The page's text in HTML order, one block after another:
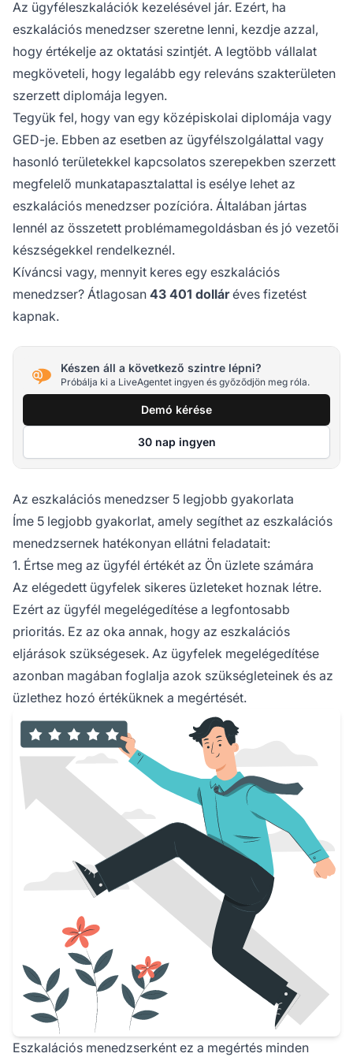
Az ügyféleszkalációk kezelésével jár. Ezért, ha
eszkalációs menedzser szeretne lenni, kezdje azzal,
hogy értékelje az oktatási szintjét. A legtöbb vállalat
megköveteli, hogy legalább egy releváns szakterületen
szerzett diplomája legyen.
Tegyük fel, hogy van egy középiskolai diplomája vagy
GED-je. Ebben az esetben az ügyfélszolgálattal vagy
hasonló területekkel kapcsolatos szerepekben szerzett
megfelelő munkatapasztalattal is esélye lehet az
eszkalációs menedzser pozícióra. Általában jártas
lennél az összetett problémamegoldásban és jó vezetői
készségekkel rendelkeznél.
Kíváncsi vagy, mennyit keres egy eszkalációs
menedzser? Átlagosan 43 401 dolláréves fizetést
kapnak.
Készen áll a következő szintre lépni?
Próbálja ki a LiveAgentet ingyen és győződjön meg róla.
Demó kérése
30 nap ingyen
Az eszkalációs menedzser 5 legjobb gyakorlata
Íme 5 legjobb gyakorlat, amely segíthet az eszkalációs
menedzsernek hatékonyan ellátni feladatait:
1. Értse meg az ügyfél értékét az Ön üzlete számára
Az elégedett ügyfelek sikeres üzleteket hoznak létre.
Ezért az ügyfél megelégedítése a legfontosabb
prioritás. Ez az oka annak, hogy az eszkalációs
eljárások szükségesek. Az ügyfelek megelégedítése
azonban magában foglalja azok szükségleteinek és az
üzlethez hozó értéküknek a megértését.
Eszkalációs menedzserként ez a megértés minden